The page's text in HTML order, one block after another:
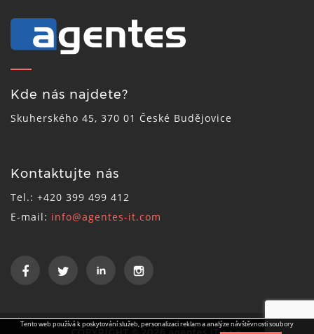
Tento web používá k poskytování služeb, personalizaci reklam a analýze návštěvnosti soubory
Kde nás najdete?
Skuherského 45, 370 01 České Budějovice
Kontaktujte nás
Tel.: +420 399 499 412
E-mail: info@agentes-it.com